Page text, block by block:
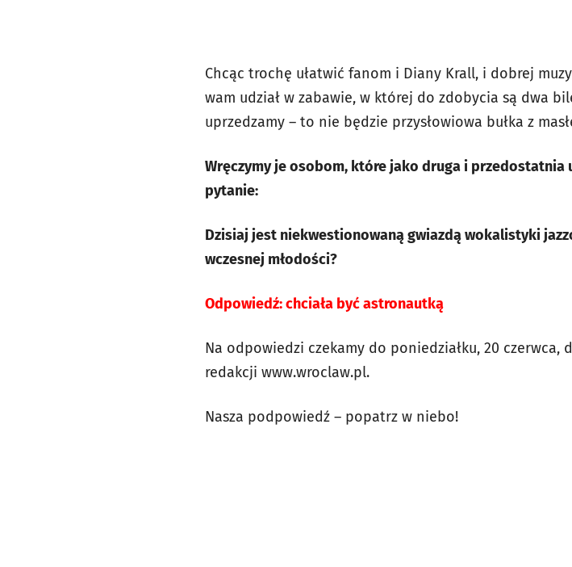
Chcąc trochę ułatwić fanom i Diany Krall, i dobrej
wam udział w zabawie, w której do zdobycia są dwa
uprzedzamy – to nie będzie przysłowiowa bułka z
Wręczymy je osobom, które jako druga i
pytanie:
Dzisiaj jest niekwestionowaną gwiazdą wokalistyki
wczesnej młodości?
Odpowiedź: chciała być astronautką
Na odpowiedzi czekamy do poniedziałku, 20
redakcji www.wroclaw.pl.
Nasza podpowiedź – popatrz w niebo!